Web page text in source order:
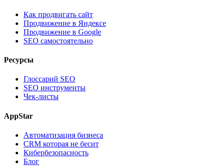
Как продвигать сайт
Продвижение в Яндексе
Продвижение в Google
SEO самостоятельно
Ресурсы
Глоссарий SEO
SEO инструменты
Чек-листы
AppStar
Автоматизация бизнеса
CRM которая не бесит
Кибербезопасность
Блог